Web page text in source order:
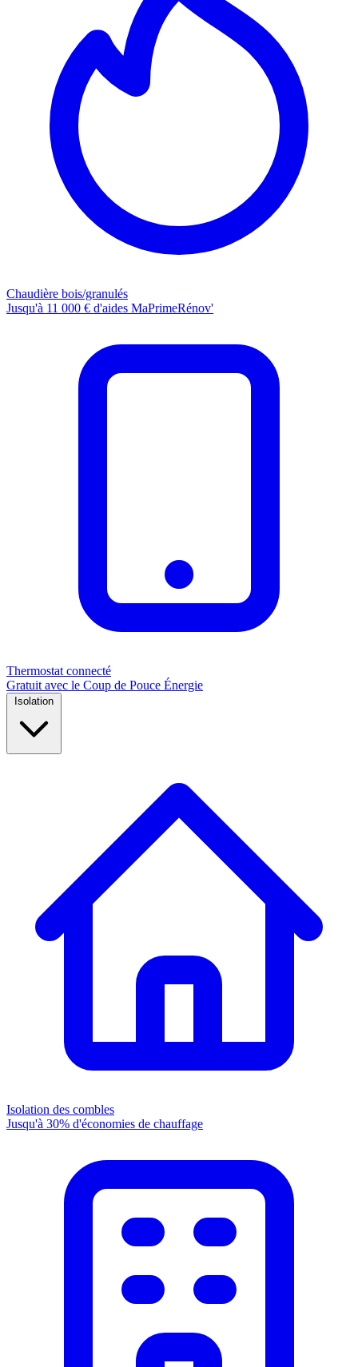
Chaudière bois/granulés
Jusqu'à 11 000 € d'aides MaPrimeRénov'
Thermostat connecté
Gratuit avec le Coup de Pouce Énergie
Isolation des combles
Jusqu'à 30% d'économies de chauffage